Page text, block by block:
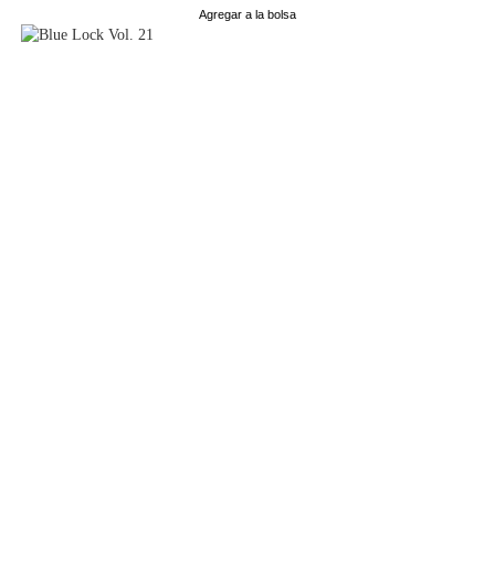
Agregar a la bolsa